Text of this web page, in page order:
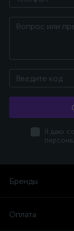
Я даю
Бренды
Оплата